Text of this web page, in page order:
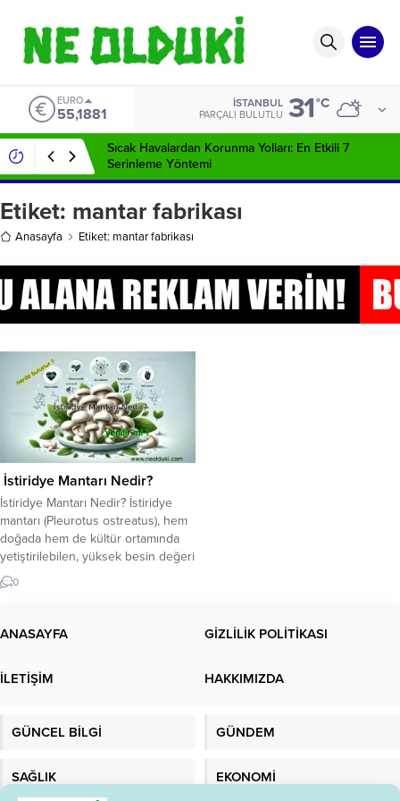
EURO
55,1881
İSTANBUL
PARÇALI BULUTLU 31°C
Sıcak Havalardan Korunma Yolları: En Etkili 7
Serinleme Yöntemi
Etiket: mantar fabrikası
Anasayfa Etiket: mantar fabrikası
İstiridye Mantarı Nedir?
İstiridye Mantarı Nedir? İstiridye
mantarı (Pleurotus ostreatus), hem
doğada hem de kültür ortamında
yetiştirilebilen, yüksek besin değeri
ve sağlık yararlarıyla dikkat çeken
bir mantar türüdür. Şapka kısmı
ismi almıştır. Etli yapısı, düşük
diyetlerin yıldızıdır. Besin profiline
0
ANASAYFA GİZLİLİK POLİTİKASI
İLETİŞİM HAKKIMIZDA
GÜNCEL BİLGİ GÜNDEM
SAĞLIK EKONOMİ